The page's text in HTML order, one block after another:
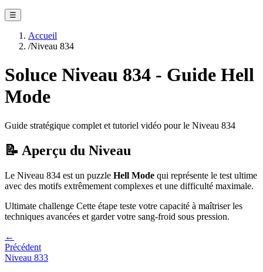
☰
Accueil
/Niveau 834
Soluce Niveau 834 - Guide Hell
Mode
Guide stratégique complet et tutoriel vidéo pour le Niveau 834
📝 Aperçu du Niveau
Le Niveau 834 est un puzzle Hell Mode qui représente le test ultime
avec des motifs extrêmement complexes et une difficulté maximale.
Ultimate challenge Cette étape teste votre capacité à maîtriser les
techniques avancées et garder votre sang-froid sous pression.
←
Précédent
Niveau 833